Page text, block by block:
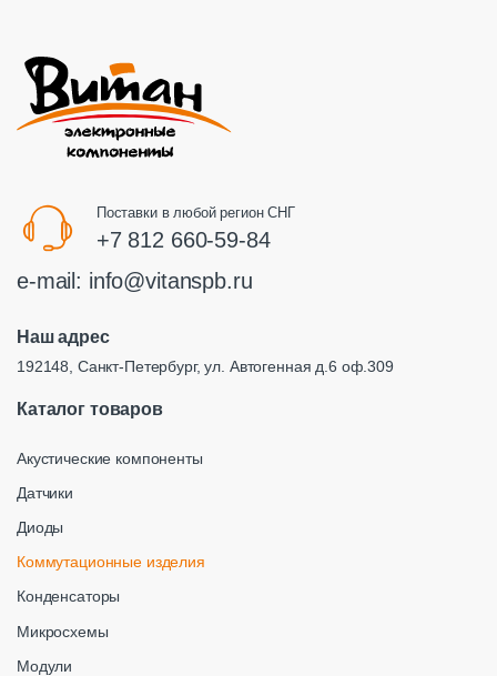
Поставки в любой регион СНГ
+7 812 660-59-84
e-mail: info@vitanspb.ru
Наш адрес
192148, Санкт-Петербург, ул. Автогенная д.6 оф.309
Каталог товаров
Акустические компоненты
Датчики
Диоды
Коммутационные изделия
Конденсаторы
Микросхемы
Модули